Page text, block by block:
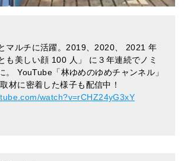
マルチに活躍。2019、2020、 2021 年
も美しい顔 100 人」 に３年連続でノミ
。 YouTube「林ゆめのゆめチャンネル」
材に密着した様子も配信中！
watch?v=rCHZ24yG3xY